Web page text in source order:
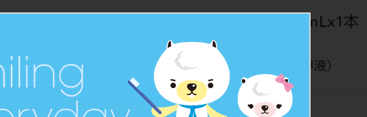
ティースキーパー「ネオ」 40mLx1本
Tooth Preservative Solution
歯の保存液（移植・再植用）（救急保存液）
品目コード 205040371